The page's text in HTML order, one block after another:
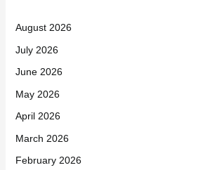
August 2026
July 2026
June 2026
May 2026
April 2026
March 2026
February 2026